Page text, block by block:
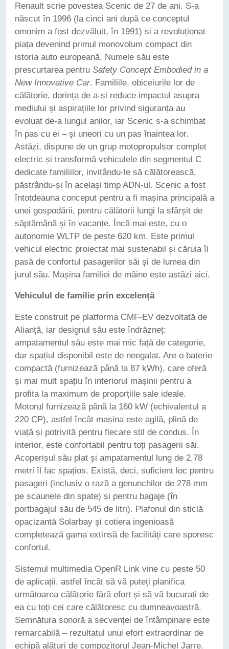
Renault scrie povestea Scenic de 27 de ani. S-a
născut în 1996 (la cinci ani după ce conceptul
omonim a fost dezvăluit, în 1991) și a revoluționat
piața devenind primul monovolum compact din
istoria auto europeană. Numele său este
prescurtarea pentru Safety Concept Embodied in a
New Innovative Car. Familiile, obiceiurile lor de
călătorie, dorința de a-și reduce impactul asupra
mediului și aspirațiile lor privind siguranța au
evoluat de-a lungul anilor, iar Scenic s-a schimbat
în pas cu ei – și uneori cu un pas înaintea lor.
Astăzi, dispune de un grup motopropulsor complet
electric și transformă vehiculele din segmentul C
dedicate familiilor, invitându-le să călătorească,
păstrându-și în același timp ADN-ul. Scenic a fost
întotdeauna conceput pentru a fi mașina principală a
unei gospodării, pentru călătorii lungi la sfârșit de
săptămână și în vacanțe. Încă mai este, cu o
autonomie WLTP de peste 620 km. Este primul
vehicul electric proiectat mai sustenabil și căruia îi
pasă de confortul pasagerilor săi și de lumea din
jurul său. Mașina familiei de mâine este astăzi aici.
Vehiculul de familie prin excelență
Este construit pe platforma CMF-EV dezvoltată de
Alianță, iar designul său este îndrăzneț:
ampatamentul său este mai mic față de categorie,
dar spațiul disponibil este de neegalat. Are o baterie
compactă (furnizează până la 87 kWh), care oferă
și mai mult spațiu în interiorul mașinii pentru a
profita la maximum de proporțiile sale ideale.
Motorul furnizează până la 160 kW (echivalentul a
220 CP), astfel încât mașina este agilă, plină de
viață și potrivită pentru fiecare stil de condus. În
interior, este confortabil pentru toți pasagerii săi.
Acoperișul său plat și ampatamentul lung de 2,78
metri îl fac spațios. Există, deci, suficient loc pentru
pasageri (inclusiv o rază a genunchilor de 278 mm
pe scaunele din spate) și pentru bagaje (în
portbagajul său de 545 de litri). Plafonul din sticlă
opacizantă Solarbay și cotiera ingenioasă
completează gama extinsă de facilități care sporesc
confortul.
Sistemul multimedia OpenR Link vine cu peste 50
de aplicații, astfel încât să vă puteți planifica
următoarea călătorie fără efort și să vă bucurați de
ea cu toți cei care călătoresc cu dumneavoastră.
Semnătura sonoră a secvenței de întâmpinare este
remarcabilă – rezultatul unui efort extraordinar de
echipă alături de compozitorul Jean-Michel Jarre.